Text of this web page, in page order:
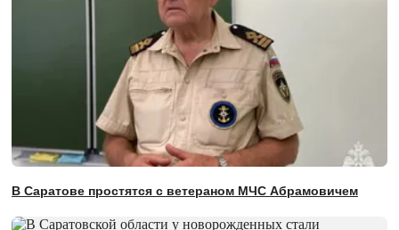
В Саратове простятся с ветераном МЧС Абрамовичем